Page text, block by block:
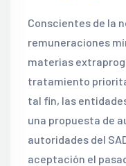
Conscientes de la
remuneraciones
materias
tratamiento
tal fin, las
una propuesta de
autoridades del
aceptación el